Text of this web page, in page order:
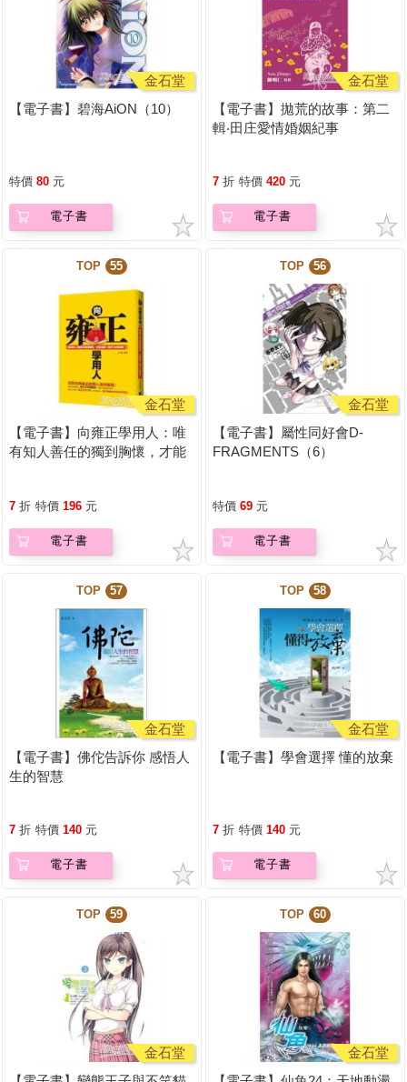
金石堂
【電子書】碧海AiON（10）
特價 80 元
電子書
金石堂
【電子書】拋荒的故事：第二
輯‧田庄愛情婚姻紀事
7 折 特價 420 元
電子書
TOP 55
金石堂
【電子書】向雍正學用人：唯
有知人善任的獨到胸懷，才能
7 折 特價 196 元
電子書
TOP 56
金石堂
【電子書】屬性同好會D-
FRAGMENTS（6）
特價 69 元
電子書
TOP 57
金石堂
【電子書】佛佗告訴你 感悟人
生的智慧
7 折 特價 140 元
電子書
TOP 58
金石堂
【電子書】學會選擇 懂的放棄
7 折 特價 140 元
電子書
TOP 59
金石堂
TOP 60
金石堂